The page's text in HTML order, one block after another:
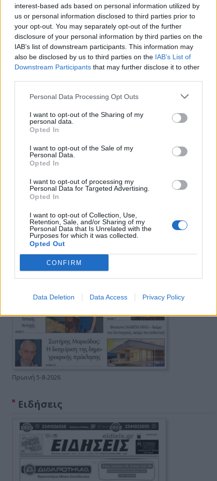
interest-based ads based on personal information utilized by
us or personal information disclosed to third parties prior to
your opt-out. You may separately opt-out of the further
disclosure of your personal information by third parties on the
IAB’s list of downstream participants. This information may
also be disclosed by us to third parties on the IAB’s List of
Downstream Participants that may further disclose it to other
Personal Data Processing Opt Outs
I want to opt-out of the Sharing of my
personal data.
Opted In
I want to opt-out of the Sale of my
Personal Data.
Opted In
I want to opt-out of processing my
Personal Data for Targeted Advertising.
Opted In
I want to opt-out of Collection, Use,
Retention, Sale, and/or Sharing of my
Personal Data that Is Unrelated with the
Purposes for which it was collected.
Opted Out
CONFIRM
Data Deletion Data Access Privacy Policy
Πρωινή
Πρωινή 5-8-2026
Ειδήσεις